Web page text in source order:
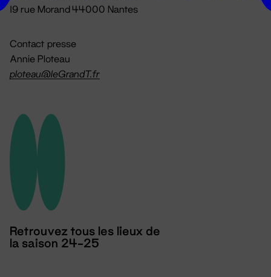
19 rue Morand 44000 Nantes
Contact presse
Annie Ploteau
ploteau@leGrandT.fr
Retrouvez tous les lieux de
la saison 24-25